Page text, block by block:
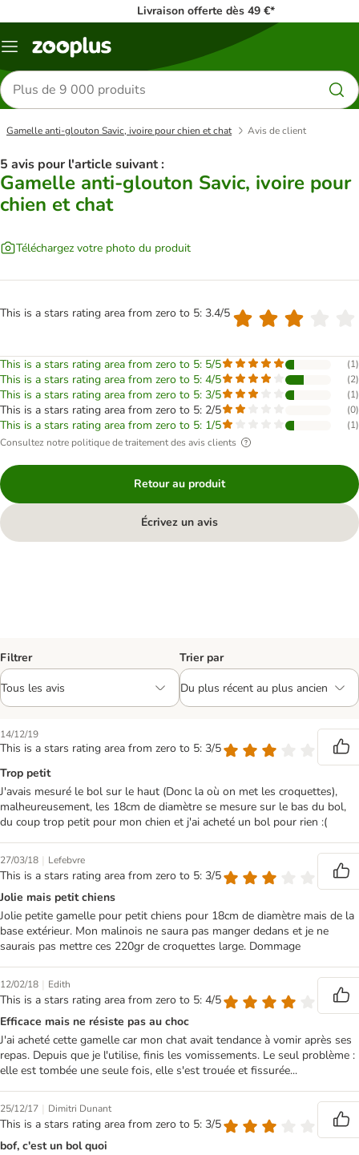
Livraison offerte dès 49 €*
Menu
Rechercher
des
produits
Gamelle anti-glouton Savic, ivoire pour chien et chat Avis de client
5 avis pour l'article suivant :
Gamelle anti-glouton Savic, ivoire pour
chien et chat
Téléchargez votre photo du produit
This is a stars rating area from zero to 5: 3.4/5
This is a stars rating area from zero to 5: 5/5 (1)
This is a stars rating area from zero to 5: 4/5 (2)
This is a stars rating area from zero to 5: 3/5 (1)
This is a stars rating area from zero to 5: 2/5 (0)
This is a stars rating area from zero to 5: 1/5 (1)
Consultez notre politique de traitement des avis clients
Retour au produit
Écrivez un avis
Filtrer Trier par
14/12/19
This is a stars rating area from zero to 5: 3/5
Trop petit
J'avais mesuré le bol sur le haut (Donc la où on met les croquettes),
malheureusement, les 18cm de diamètre se mesure sur le bas du bol,
du coup trop petit pour mon chien et j'ai acheté un bol pour rien :(
27/03/18 | Lefebvre
This is a stars rating area from zero to 5: 3/5
Jolie mais petit chiens
Jolie petite gamelle pour petit chiens pour 18cm de diamètre mais de la
base extérieur. Mon malinois ne saura pas manger dedans et je ne
saurais pas mettre ces 220gr de croquettes large. Dommage
12/02/18 | Edith
This is a stars rating area from zero to 5: 4/5
Efficace mais ne résiste pas au choc
J'ai acheté cette gamelle car mon chat avait tendance à vomir après ses
repas. Depuis que je l'utilise, finis les vomissements. Le seul problème :
elle est tombée une seule fois, elle s'est trouée et fissurée...
25/12/17 | Dimitri Dunant
This is a stars rating area from zero to 5: 3/5
bof, c'est un bol quoi